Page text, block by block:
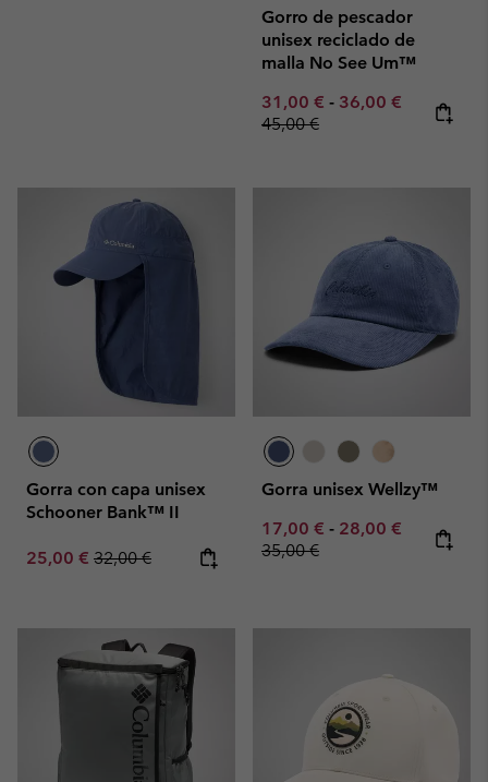
Gorro de pescador
unisex reciclado de
malla No See Um™
Minimum sale price:
31,00 € - Maximum sale
36,00 € Regular
45,00 €
Gorra con capa unisex
Schooner Bank™ II
Sale price:
25,00 € Regular price:
32,00 €
Gorra unisex Wellzy™
Minimum sale price:
17,00 € - Maximum sale
28,00 € Regular
35,00 €